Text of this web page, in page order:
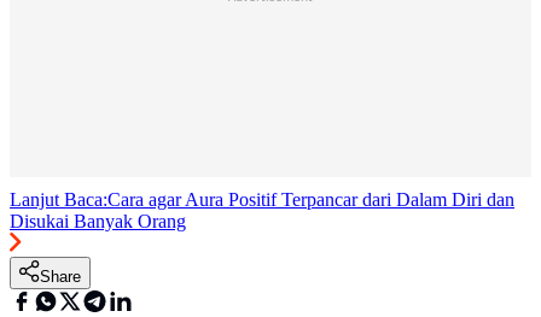
Lanjut Baca:Cara agar Aura Positif Terpancar dari Dalam Diri dan
Disukai Banyak Orang
Share